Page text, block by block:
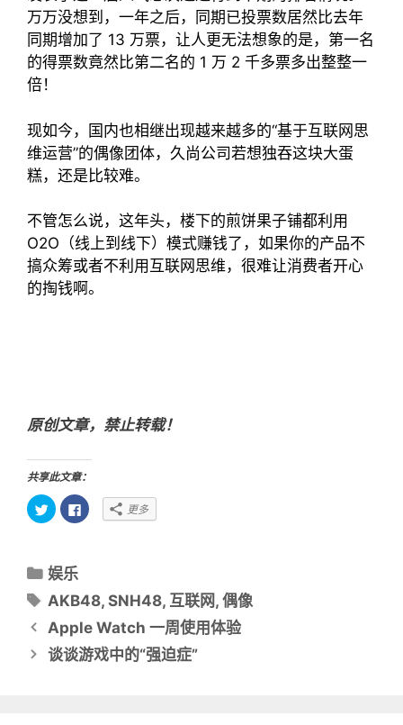
万万没想到，一年之后，同期已投票数居然比去年
同期增加了 13 万票，让人更无法想象的是，第一名
的得票数竟然比第二名的 1 万 2 千多票多出整整一
倍！
现如今，国内也相继出现越来越多的“基于互联网思
维运营”的偶像团体，久尚公司若想独吞这块大蛋
糕，还是比较难。
不管怎么说，这年头，楼下的煎饼果子铺都利用
O2O（线上到线下）模式赚钱了，如果你的产品不
搞众筹或者不利用互联网思维，很难让消费者开心
的掏钱啊。
原创文章，禁止转载！
共享此文章：
点
击
i
t
t
e
上
共
享
（
点
击
b
o
k
上
共
享
更多
分
类
录
娱乐
标
签
AKB48,SNH48, 互联网 ,偶像
文
章
Apple Watch 一周使用体验
谈谈游戏中的“强迫症”